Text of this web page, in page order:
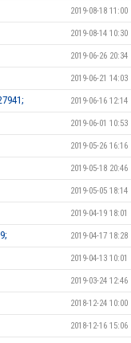
2019-08-18 11:00
2019-08-14 10:30
2019-06-26 20:34
2019-06-21 14:03
2019-06-16 12:14
2019-06-01 10:53
2019-05-26 16:16
2019-05-18 20:46
2019-05-05 18:14
2019-04-19 18:01
2019-04-17 18:28
2019-04-13 10:01
2019-03-24 12:46
2018-12-24 10:00
2018-12-16 15:06